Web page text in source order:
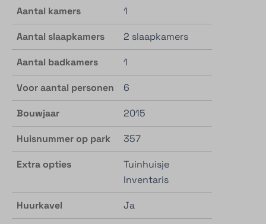
Aantal kamers 1
Aantal slaapkamers 2 slaapkamers
Aantal badkamers 1
Voor aantal personen 6
Bouwjaar 2015
Huisnummer op park 357
Extra opties
Tuinhuisje
Inventaris
Huurkavel Ja